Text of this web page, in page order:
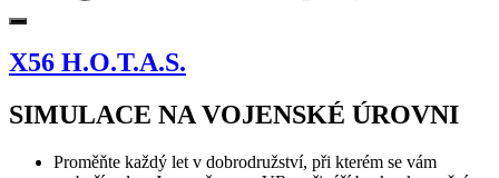
X56 H.O.T.A.S.
SIMULACE NA VOJENSKÉ ÚROVNI
Proměňte každý let v dobrodružství, při kterém se vám